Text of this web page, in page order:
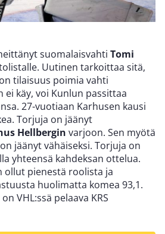
suomalaisvahti Tomi
Uutinen tarkoittaa sitä,
tilaisuus poimia vahti
ei käy, voi Kunlun passittaa
27-vuotiaan Karhusen kausi
Torjuja on jäänyt
Hellbergin varjoon. Sen myötä
jäänyt vähäiseksi. Torjuja on
yhteensä kahdeksan ottelua.
pienestä roolista ja
huolimatta komea 93,1.
VHL:ssä pelaava KRS